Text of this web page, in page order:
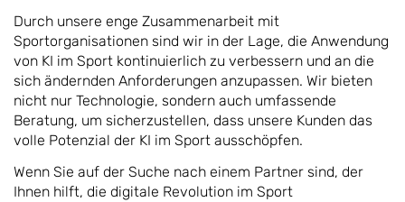
Durch unsere enge Zusammenarbeit mit
Sportorganisationen sind wir in der Lage, die Anwendung
von KI im Sport kontinuierlich zu verbessern und an die
sich ändernden Anforderungen anzupassen. Wir bieten
nicht nur Technologie, sondern auch umfassende
Beratung, um sicherzustellen, dass unsere Kunden das
volle Potenzial der KI im Sport ausschöpfen.
Wenn Sie auf der Suche nach einem Partner sind, der
Ihnen hilft, die digitale Revolution im Sport